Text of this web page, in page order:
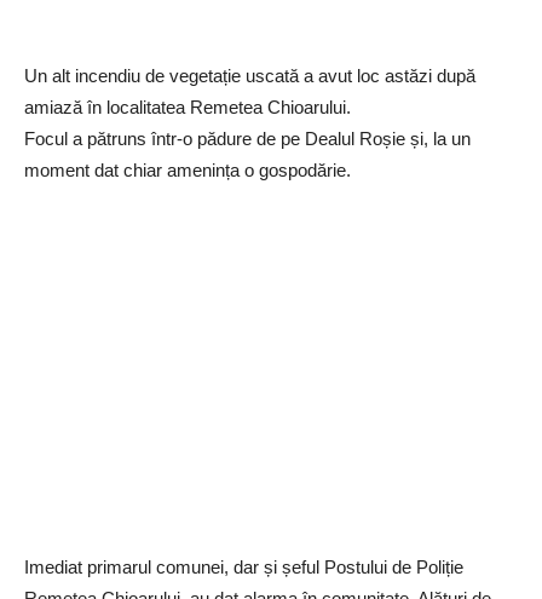
Un alt incendiu de vegetație uscată a avut loc astăzi după
amiază în localitatea Remetea Chioarului.
Focul a pătruns într-o pădure de pe Dealul Roșie și, la un
moment dat chiar amenința o gospodărie.
Imediat primarul comunei, dar și șeful Postului de Poliție